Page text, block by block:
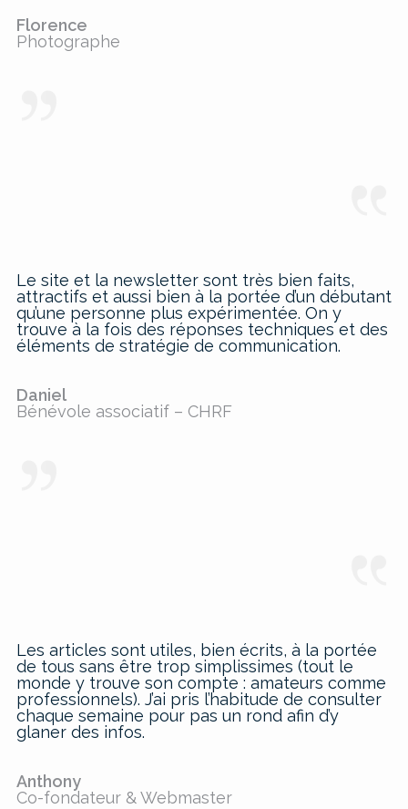
Florence
Photographe
Le site et la newsletter sont très bien faits,
attractifs et aussi bien à la portée d’un débutant
qu’une personne plus expérimentée. On y
trouve à la fois des réponses techniques et des
éléments de stratégie de communication.
Daniel
Bénévole associatif – CHRF
Les articles sont utiles, bien écrits, à la portée
de tous sans être trop simplissimes (tout le
monde y trouve son compte : amateurs comme
professionnels). J’ai pris l’habitude de consulter
chaque semaine pour pas un rond afin d’y
glaner des infos.
Anthony
Co-fondateur & Webmaster